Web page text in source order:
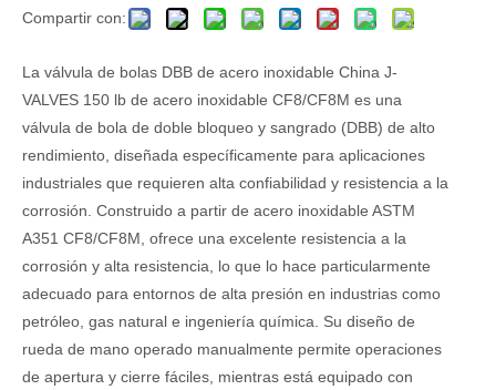
Compartir con:
La válvula de bolas DBB de acero inoxidable China J-
VALVES 150 lb de acero inoxidable CF8/CF8M es una
válvula de bola de doble bloqueo y sangrado (DBB) de alto
rendimiento, diseñada específicamente para aplicaciones
industriales que requieren alta confiabilidad y resistencia a la
corrosión. Construido a partir de acero inoxidable ASTM
A351 CF8/CF8M, ofrece una excelente resistencia a la
corrosión y alta resistencia, lo que lo hace particularmente
adecuado para entornos de alta presión en industrias como
petróleo, gas natural e ingeniería química. Su diseño de
rueda de mano operado manualmente permite operaciones
de apertura y cierre fáciles, mientras está equipado con